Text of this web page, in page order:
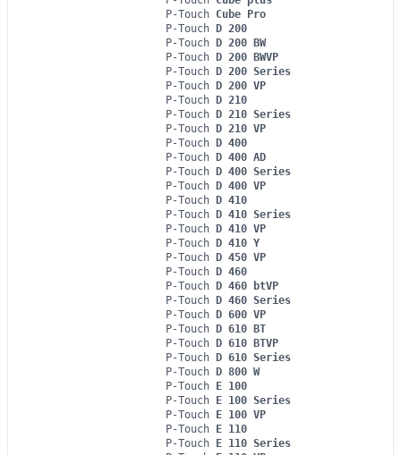
P-Touch Cube Pro
P-Touch D 200
P-Touch D 200 BW
P-Touch D 200 BWVP
P-Touch D 200 Series
P-Touch D 200 VP
P-Touch D 210
P-Touch D 210 Series
P-Touch D 210 VP
P-Touch D 400
P-Touch D 400 AD
P-Touch D 400 Series
P-Touch D 400 VP
P-Touch D 410
P-Touch D 410 Series
P-Touch D 410 VP
P-Touch D 410 Y
P-Touch D 450 VP
P-Touch D 460
P-Touch D 460 btVP
P-Touch D 460 Series
P-Touch D 600 VP
P-Touch D 610 BT
P-Touch D 610 BTVP
P-Touch D 610 Series
P-Touch D 800 W
P-Touch E 100
P-Touch E 100 Series
P-Touch E 100 VP
P-Touch E 110
P-Touch E 110 Series